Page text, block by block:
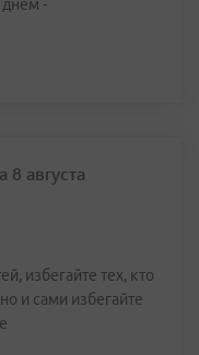
-
8 августа
избегайте тех, кто
и сами избегайте